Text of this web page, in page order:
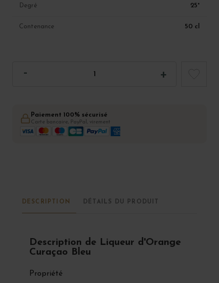
Degré 25°
Contenance 50 cl
Paiement 100% sécurisé
Carte bancaire, PayPal, virement
DESCRIPTION DÉTAILS DU PRODUIT
Description de Liqueur d'Orange
Curaçao Bleu
Propriété